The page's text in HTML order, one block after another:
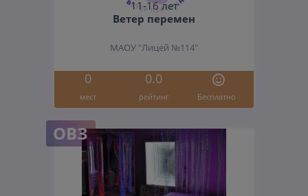
11-16 лет
Ветер перемен
МАОУ "Лицей №114"
0 0.0
мест рейтинг Бесплатно
ОВЗ